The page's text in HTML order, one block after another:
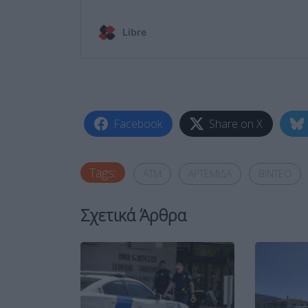
Facebook Share on X
Tags:
Σχετικά Άρθρα